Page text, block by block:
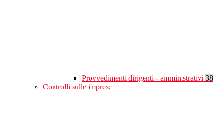
Provvedimenti dirigenti - amministrativi 38
Controlli sulle imprese